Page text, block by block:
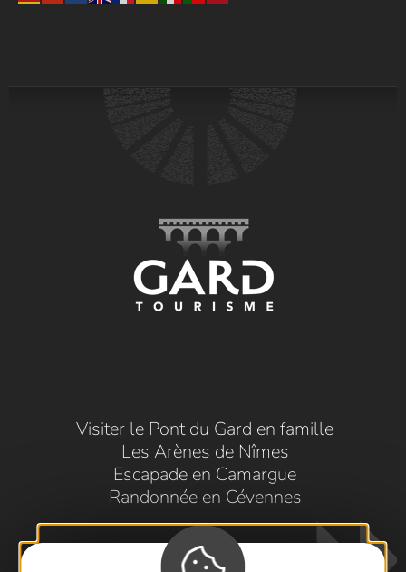
Visiter le Pont du Gard en famille
Les Arènes de Nîmes
Escapade en Camargue
Randonnée en Cévennes